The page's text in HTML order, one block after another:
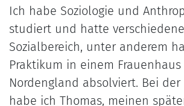
Ich habe Soziologie und
studiert und hatte
Sozialbereich, unter anderem
Praktikum in einem Frauenhaus
Nordengland absolviert. Bei
habe ich Thomas, meinen